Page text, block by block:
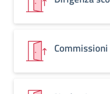
Commissioni